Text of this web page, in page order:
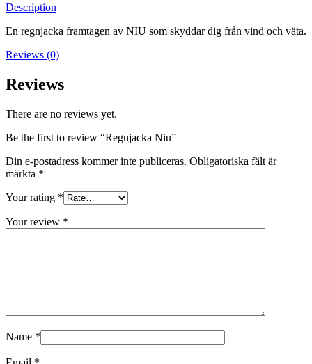
Description
En regnjacka framtagen av NIU som skyddar dig från vind och väta.
Reviews (0)
Reviews
There are no reviews yet.
Be the first to review “Regnjacka Niu”
Din e-postadress kommer inte publiceras. Obligatoriska fält är
märkta *
Your rating *
Your review *
Name *